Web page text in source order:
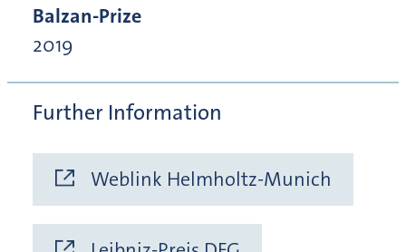
Balzan-Prize
2019
Further Information
Weblink Helmholtz-Munich